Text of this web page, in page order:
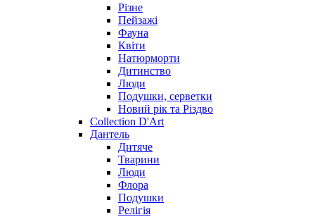
Різне
Пейзажі
Фауна
Квіти
Натюрморти
Дитинство
Люди
Подушки, серветки
Новий рік та Різдво
Collection D'Art
Дантель
Дитяче
Тварини
Люди
Флора
Подушки
Релігія